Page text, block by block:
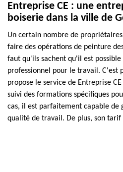
Entreprise CE : une
boiserie dans la ville de
Un certain nombre de
faire des opérations de peinture
faut qu'ils sachent qu'il est
professionnel pour le travail. C'est
propose le service de Entreprise
suivi des formations spécifiques
cas, il est parfaitement capable
qualité de travail. De plus, son tarif